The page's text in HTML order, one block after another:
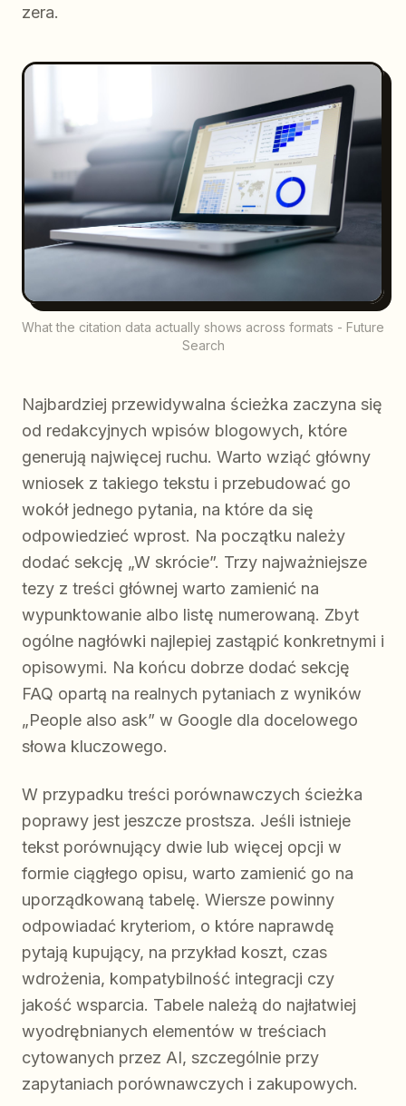
zera.
What the citation data actually shows across formats - Future
Search
Najbardziej przewidywalna ścieżka zaczyna się
od redakcyjnych wpisów blogowych, które
generują najwięcej ruchu. Warto wziąć główny
wniosek z takiego tekstu i przebudować go
wokół jednego pytania, na które da się
odpowiedzieć wprost. Na początku należy
dodać sekcję „W skrócie”. Trzy najważniejsze
tezy z treści głównej warto zamienić na
wypunktowanie albo listę numerowaną. Zbyt
ogólne nagłówki najlepiej zastąpić konkretnymi i
opisowymi. Na końcu dobrze dodać sekcję
FAQ opartą na realnych pytaniach z wyników
„People also ask” w Google dla docelowego
słowa kluczowego.
W przypadku treści porównawczych ścieżka
poprawy jest jeszcze prostsza. Jeśli istnieje
tekst porównujący dwie lub więcej opcji w
formie ciągłego opisu, warto zamienić go na
uporządkowaną tabelę. Wiersze powinny
odpowiadać kryteriom, o które naprawdę
pytają kupujący, na przykład koszt, czas
wdrożenia, kompatybilność integracji czy
jakość wsparcia. Tabele należą do najłatwiej
wyodrębnianych elementów w treściach
cytowanych przez AI, szczególnie przy
zapytaniach porównawczych i zakupowych.